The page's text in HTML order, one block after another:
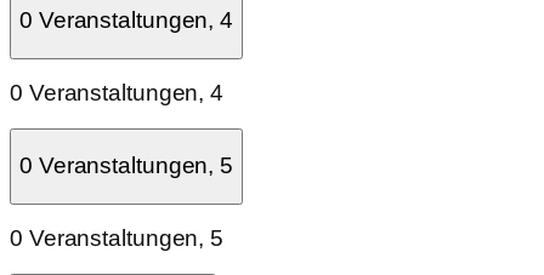
0 Veranstaltungen,4
0 Veranstaltungen,4
0 Veranstaltungen, 5
0 Veranstaltungen, 5